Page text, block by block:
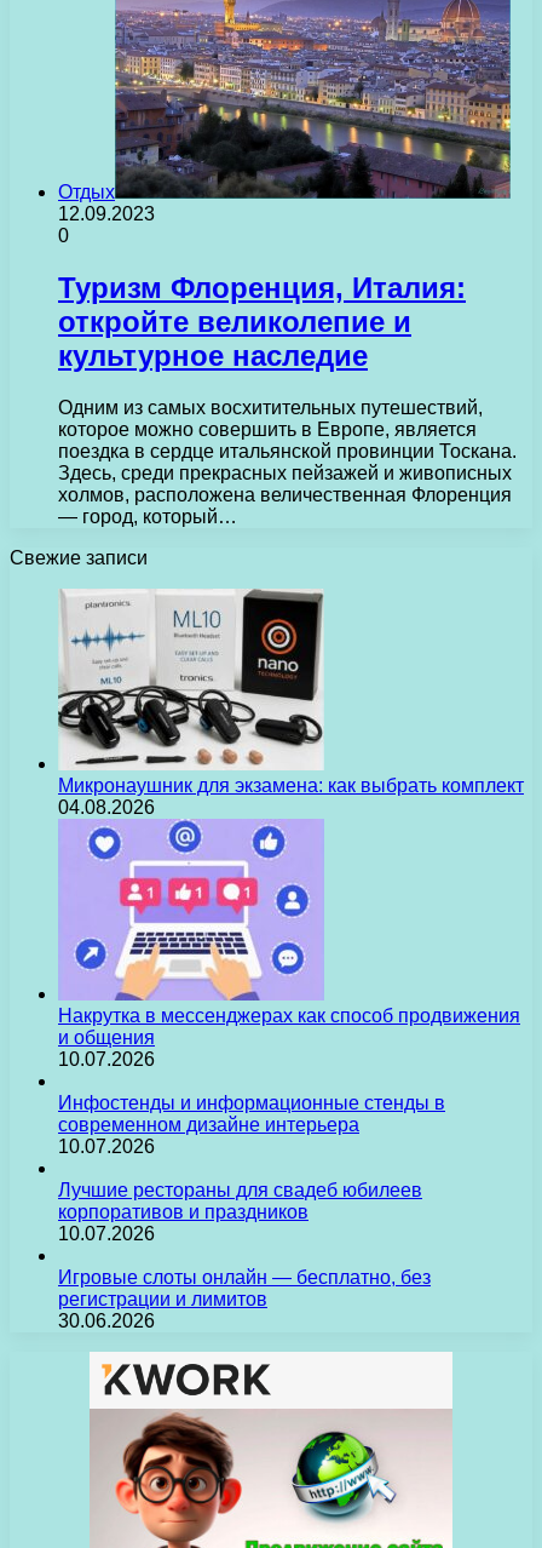
Отдых
12.09.2023
0
Туризм Флоренция, Италия:
откройте великолепие и
культурное наследие
Одним из самых восхитительных путешествий,
которое можно совершить в Европе, является
поездка в сердце итальянской провинции Тоскана.
Здесь, среди прекрасных пейзажей и живописных
холмов, расположена величественная Флоренция
— город, который…
Свежие записи
Микронаушник для экзамена: как выбрать комплект
04.08.2026
Накрутка в мессенджерах как способ продвижения
и общения
10.07.2026
Инфостенды и информационные стенды в
современном дизайне интерьера
10.07.2026
Лучшие рестораны для свадеб юбилеев
корпоративов и праздников
10.07.2026
Игровые слоты онлайн — бесплатно, без
регистрации и лимитов
30.06.2026